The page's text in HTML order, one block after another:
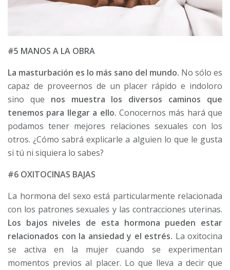
#5 MANOS A LA OBRA
La masturbación es lo más sano del mundo. No sólo es
capaz de proveernos de un placer rápido e indoloro
sino que nos muestra los diversos caminos que
tenemos para llegar a ello. Conocernos más hará que
podamos tener mejores relaciones sexuales con los
otros. ¿Cómo sabrá explicarle a alguien lo que le gusta
si tú ni siquiera lo sabes?
#6 OXITOCINAS BAJAS
La hormona del sexo está particularmente relacionada
con los patrones sexuales y las contracciones uterinas.
Los bajos niveles de esta hormona pueden estar
relacionados con la ansiedad y el estrés. La oxitocina
se activa en la mujer cuando se experimentan
momentos previos al placer. Lo que lleva a decir que